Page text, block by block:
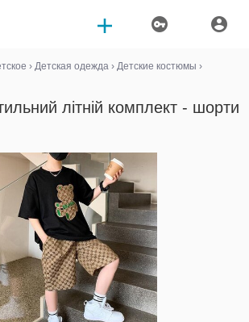
› Детская одежда › Детские костюмы ›
літній комплект - шорти